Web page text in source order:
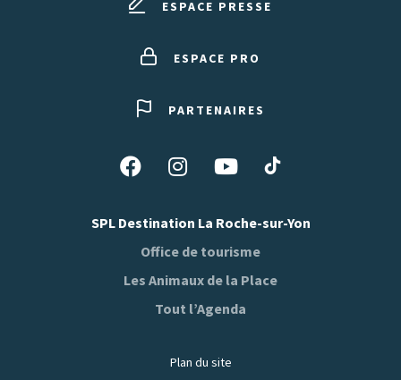
ESPACE PRESSE
ESPACE PRO
PARTENAIRES
Suivez-
sur
Facebook
Suivez-
sur
Instagram
Suivez-
sur
Youtube
Suivez-
sur
SPL Destination La Roche-sur-Yon
Office de tourisme
Les Animaux de la Place
Tout l’Agenda
Plan du site